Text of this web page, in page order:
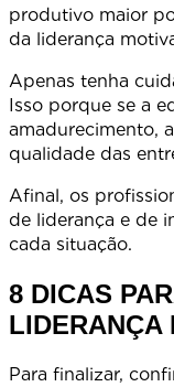
produtivo maior
da liderança
Apenas tenha
Isso porque se a
amadurecimento, a
qualidade das
Afinal, os
de liderança e de
cada situação.
8 DICAS
LIDERANÇA
Para finalizar,